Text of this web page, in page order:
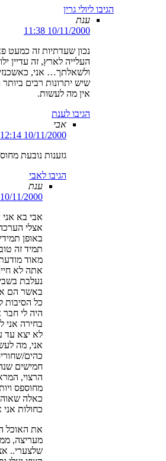
הגיבו ליולי גרין
ענת
10/11/2000 11:38
נכון שעדתיות זה כמעט
העלייה לארץ, זה עדיין
ולשאלתך… אני,
שיש יתרונות רבים
אין מה לעשות.
הגיבו לענת
אבי
10/11/2000 12:14
גזענות נובעת
הגיבו לאבי
ענת
10/11/2000 14:45
אבי בא
אצלי
באופן
תמיד זה
מאוד
אתה לא
נעלבת
באשר הם
כל הסיבות
היה לי חבר
בחירה אני
לא יצא עד
אני, מה
כהים/
חמישים
הרצוי,
מחוספס
כאלה
כחולות
את האוכל
מעריצה,
שלצערי..